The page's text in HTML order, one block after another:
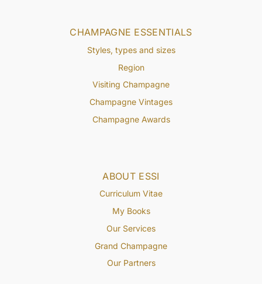
ABOUT ESSI
Curriculum Vitae
My Books
Our Services
Grand Champagne
Our Partners
CHAMPAGNE ESSENTIALS
Styles, types and sizes
Region
Visiting Champagne
Champagne Vintages
Champagne Awards